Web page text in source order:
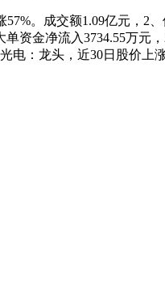
。成交额1.09亿元，2
金净流入3734.55万元
：龙头，近30日股价上涨